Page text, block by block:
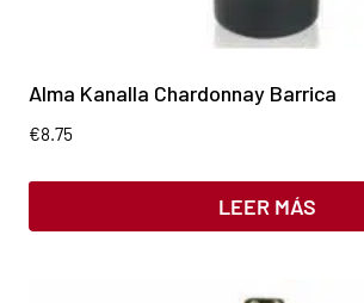
Alma Kanalla Chardonnay Barrica
€8.75
LEER MÁS